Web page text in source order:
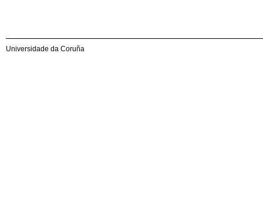
Universidade da Coruña